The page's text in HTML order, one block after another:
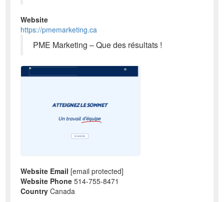
Website
https://pmemarketing.ca
PME Marketing – Que des résultats !
Website Email [email protected]
Website Phone 514-755-8471
Country Canada